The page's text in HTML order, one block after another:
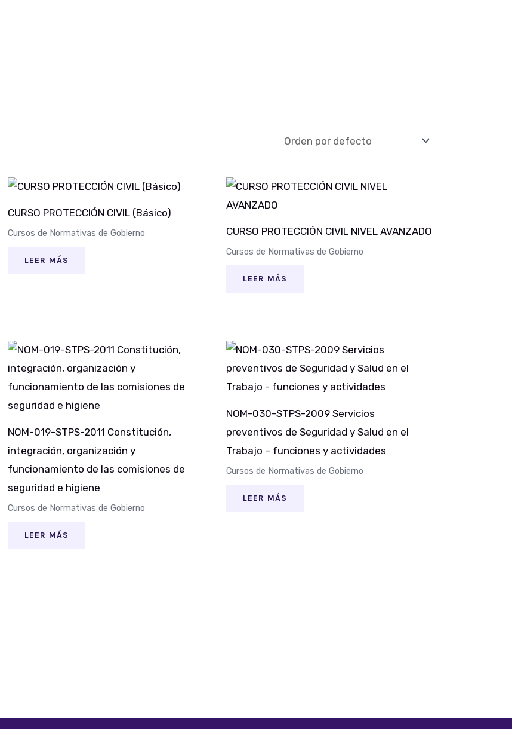
CURSO PROTECCIÓN CIVIL (Básico)
Cursos de Normativas de Gobierno
LEER MÁS
CURSO PROTECCIÓN CIVIL NIVEL AVANZADO
Cursos de Normativas de Gobierno
LEER MÁS
NOM-019-STPS-2011 Constitución,
integración, organización y
funcionamiento de las comisiones de
seguridad e higiene
Cursos de Normativas de Gobierno
LEER MÁS
NOM-030-STPS-2009 Servicios
preventivos de Seguridad y Salud en el
Trabajo – funciones y actividades
Cursos de Normativas de Gobierno
LEER MÁS